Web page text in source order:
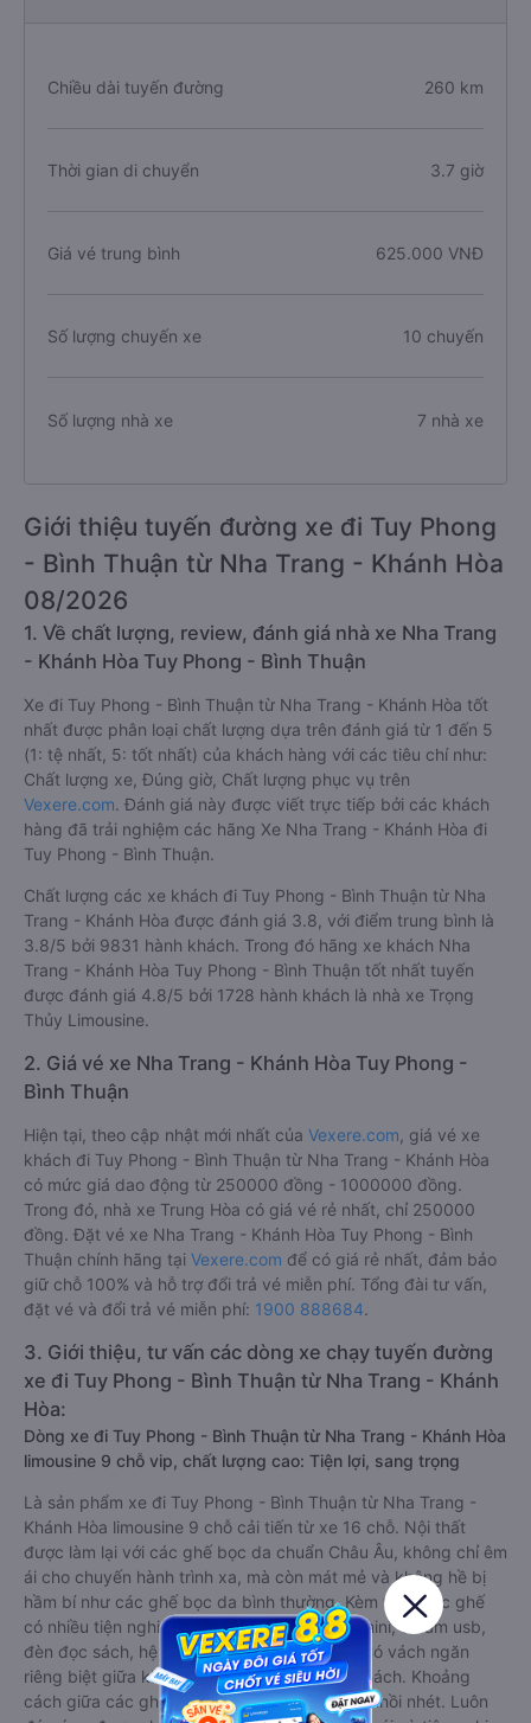
Chiều dài tuyến đường 260 km
Thời gian di chuyển 3.7 giờ
Giá vé trung bình 625.000 VNĐ
Số lượng chuyến xe 10 chuyến
Số lượng nhà xe 7 nhà xe
Giới thiệu tuyến đường xe đi Tuy Phong
- Bình Thuận từ Nha Trang - Khánh Hòa
08/2026
1. Về chất lượng, review, đánh giá nhà xe Nha Trang
- Khánh Hòa Tuy Phong - Bình Thuận
Xe đi Tuy Phong - Bình Thuận từ Nha Trang - Khánh Hòa tốt
nhất được phân loại chất lượng dựa trên đánh giá từ 1 đến 5
(1: tệ nhất, 5: tốt nhất) của khách hàng với các tiêu chí như:
Chất lượng xe, Đúng giờ, Chất lượng phục vụ trên
Vexere.com. Đánh giá này được viết trực tiếp bởi các khách
hàng đã trải nghiệm các hãng Xe Nha Trang - Khánh Hòa đi
Tuy Phong - Bình Thuận.
Chất lượng các xe khách đi Tuy Phong - Bình Thuận từ Nha
Trang - Khánh Hòa được đánh giá 3.8, với điểm trung bình là
3.8/5 bởi 9831 hành khách. Trong đó hãng xe khách Nha
Trang - Khánh Hòa Tuy Phong - Bình Thuận tốt nhất tuyến
được đánh giá 4.8/5 bởi 1728 hành khách là nhà xe Trọng
Thủy Limousine.
2. Giá vé xe Nha Trang - Khánh Hòa Tuy Phong -
Bình Thuận
Hiện tại, theo cập nhật mới nhất của Vexere.com , giá vé xe
khách đi Tuy Phong - Bình Thuận từ Nha Trang - Khánh Hòa
có mức giá dao động từ 250000 đồng - 1000000 đồng.
Trong đó, nhà xe Trung Hòa có giá vé rẻ nhất, chỉ 250000
đồng. Đặt vé xe Nha Trang - Khánh Hòa Tuy Phong - Bình
Thuận chính hãng tại Vexere.com để có giá rẻ nhất, đảm bảo
giữ chỗ 100% và hỗ trợ đổi trả vé miễn phí. Tổng đài tư vấn,
đặt vé và đổi trả vé miễn phí: 1900 888684.
3. Giới thiệu, tư vấn các dòng xe chạy tuyến đường
xe đi Tuy Phong - Bình Thuận từ Nha Trang - Khánh
Hòa:
Dòng xe đi Tuy Phong - Bình Thuận từ Nha Trang - Khánh Hòa
limousine 9 chỗ vip, chất lượng cao: Tiện lợi, sang trọng
Là sản phẩm xe đi Tuy Phong - Bình Thuận từ Nha Trang -
Khánh Hòa limousine 9 chỗ cải tiến từ xe 16 chỗ. Nội thất
được làm lại với các ghế bọc da chuẩn Châu Âu, không chỉ êm
ái cho chuyến hành trình xa, mà còn mát mẻ và không hề bị
hầm bí như các ghế bọc da bình thường. Kèm theo các ghế
có nhiều tiện nghi hiện đại như ti-vi, tủ lạnh mini, ổ cắm usb,
đèn đọc sách, hệ thống âm thanh cao cấp. Có vách ngăn
riêng biệt giữa khoang lái và khoang hành khách. Khoảng
cách giữa các ghế ngồi rất thoải mái, không nhồi nhét. Luôn